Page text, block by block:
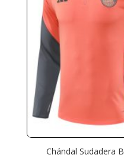
Chándal Sudadera